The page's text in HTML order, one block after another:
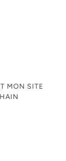
MON SITE